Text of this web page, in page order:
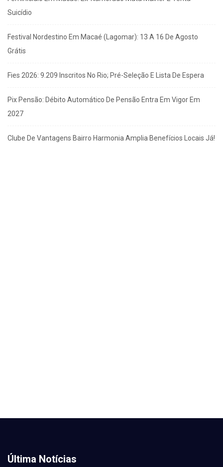
Suicídio
Festival Nordestino Em Macaé (Lagomar): 13 A 16 De Agosto
Grátis
Fies 2026: 9.209 Inscritos No Rio; Pré-Seleção E Lista De Espera
Pix Pensão: Débito Automático De Pensão Entra Em Vigor Em
2027
Clube De Vantagens Bairro Harmonia Amplia Benefícios Locais Já!
Última Notícias